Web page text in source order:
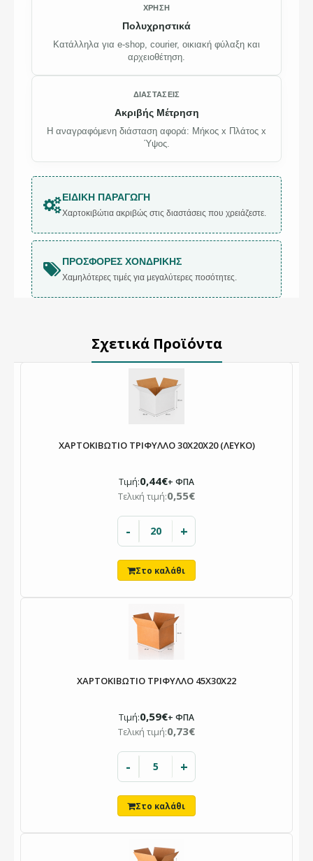
ΧΡΉΣΗ
Πολυχρηστικά
Κατάλληλα για e-shop, courier, οικιακή φύλαξη και
αρχειοθέτηση.
ΔΙΑΣΤΆΣΕΙΣ
Ακριβής Μέτρηση
Η αναγραφόμενη διάσταση αφορά: Μήκος x Πλάτος x
Ύψος.
ΕΙΔΙΚΉ ΠΑΡΑΓΩΓΉ
Χαρτοκιβώτια ακριβώς στις διαστάσεις που χρειάζεστε.
ΠΡΟΣΦΟΡΈΣ ΧΟΝΔΡΙΚΉΣ
Χαμηλότερες τιμές για μεγαλύτερες ποσότητες.
Σχετικά Προϊόντα
ΧΑΡΤΟΚΙΒΩΤΙΟ ΤΡΙΦΥΛΛΟ 30X20X20 (ΛΕΥΚΟ)
Τιμή:0,44€+ ΦΠΑ
Τελική τιμή:0,55€
- +
ΧΑΡΤΟΚΙΒΩΤΙΟ ΤΡΙΦΥΛΛΟ 45X30X22
Τιμή:0,59€+ ΦΠΑ
Τελική τιμή:0,73€
- +